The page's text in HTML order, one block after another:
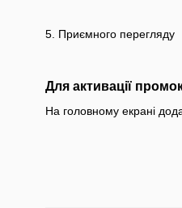
5. Приємного перегляду
Для активації
На головному екрані